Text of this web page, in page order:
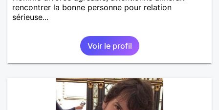
rencontrer la bonne personne pour relation
sérieuse...
Voir le profil